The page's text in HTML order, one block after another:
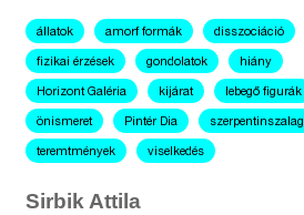
állatok amorf formák disszociáció
fizikai érzések gondolatok hiány
Horizont Galéria kijárat lebegő figurák
önismeret Pintér Dia szerpentinszalag
teremtmények viselkedés
Sirbik Attila